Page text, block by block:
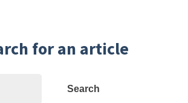
for an article
Search